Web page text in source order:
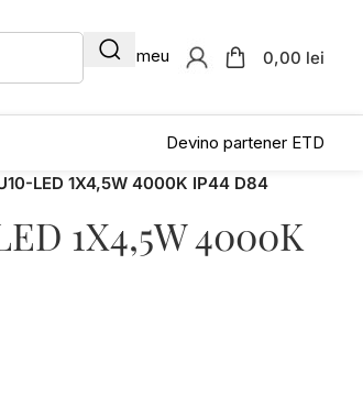
Contul meu 0,00 lei
Devino partener ETD
LED 1X4,5W 4000K IP44 D84
1X4,5W 4000K